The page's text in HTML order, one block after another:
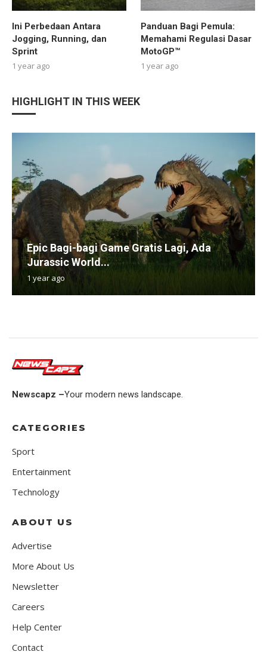
Ini Perbedaan Antara
Jogging, Running, dan
Sprint
1 year ago
Panduan Bagi Pemula:
Memahami Regulasi Dasar
MotoGP™
1 year ago
HIGHLIGHT IN THIS WEEK
Epic Bagi-bagi Game Gratis Lagi, Ada
Jurassic World...
1 year ago
Newscapz –Your modern news landscape.
CATEGORIES
Sport
Entertainment
Technology
ABOUT US
Advertise
More About Us
Newsletter
Careers
Help Center
Contact